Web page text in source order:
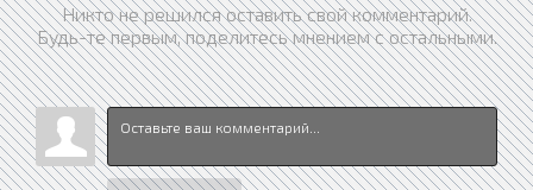
Никто не решился оставить свой комментарий.
Будь-те первым, поделитесь мнением с остальными.